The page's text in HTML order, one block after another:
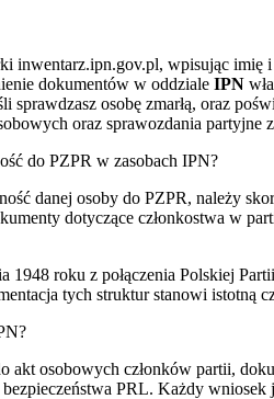
inwentarz.ipn.gov.pl, wpisując imię
dokumentów w oddziale IPN
sprawdzasz osobę zmarłą, oraz
oraz sprawozdania partyjne
do PZPR w zasobach IPN?
danej osoby do PZPR, należy
dotyczące członkostwa w
1948 roku z połączenia Polskiej
tych struktur stanowi istotną
akt osobowych członków partii,
PRL. Każdy